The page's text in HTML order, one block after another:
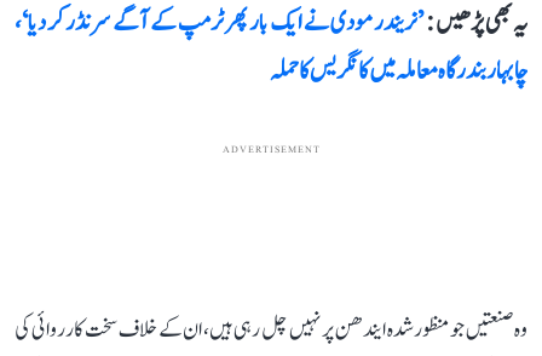
یہ بھی پڑھیں :’نریندر مودی نے ایک بار پھر ٹرمپ کے آگے سرنڈر کر دیا‘،
چابہار بندرگاہ معاملہ میں کانگریس کا حملہ
ADVERTISEMENT
وہ صنعتیں جو منظور شدہ ایندھن پر نہیں چل رہی ہیں، ان کے خلاف سخت کارروائی کی